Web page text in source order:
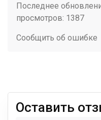
Последнее
просмотров: 1387
Сообщить об ошибке
Оставить